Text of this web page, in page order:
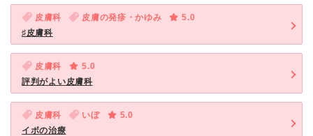
皮膚科 皮膚の発疹・かゆみ
5.0
♯皮膚科
皮膚科
5.0
評判がよい皮膚科
皮膚科 いぼ
5.0
イボの治療